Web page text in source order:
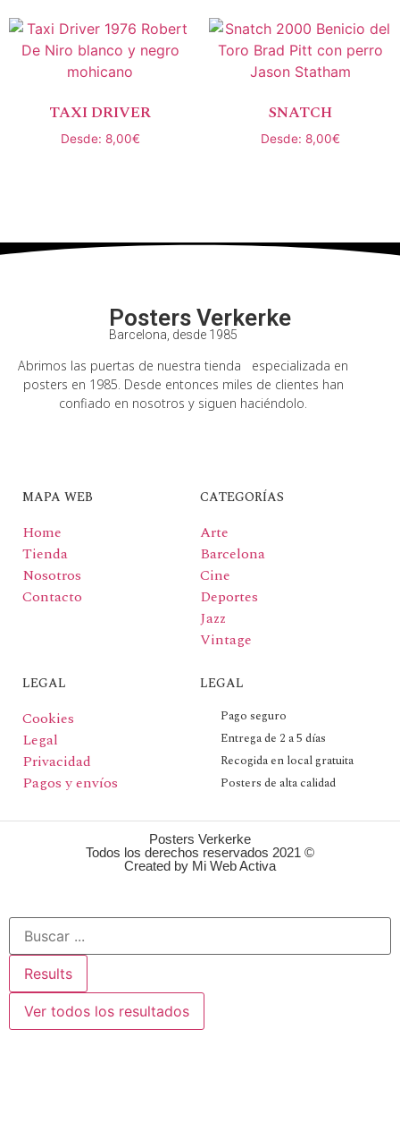
TAXI DRIVER
Desde: 8,00€
SNATCH
Desde: 8,00€
Posters Verkerke
Barcelona, desde 1985
Abrimos las puertas de nuestra tienda especializada en
posters en 1985. Desde entonces miles de clientes han
confiado en nosotros y siguen haciéndolo.
MAPA WEB
Home
Tienda
Nosotros
Contacto
CATEGORÍAS
Arte
Barcelona
Cine
Deportes
Jazz
Vintage
LEGAL
Cookies
Legal
Privacidad
Pagos y envíos
LEGAL
Pago seguro
Entrega de 2 a 5 días
Recogida en local gratuita
Posters de alta calidad
Posters Verkerke
Todos los derechos reservados 2021 ©
Created by Mi Web Activa
Results
Ver todos los resultados